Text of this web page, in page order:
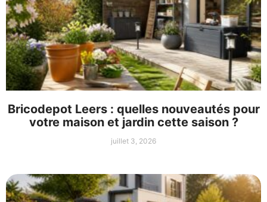
Bricodepot Leers : quelles nouveautés pour
votre maison et jardin cette saison ?
juillet 3, 2026